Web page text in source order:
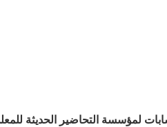
لمؤسسة التحاضير الحديثة